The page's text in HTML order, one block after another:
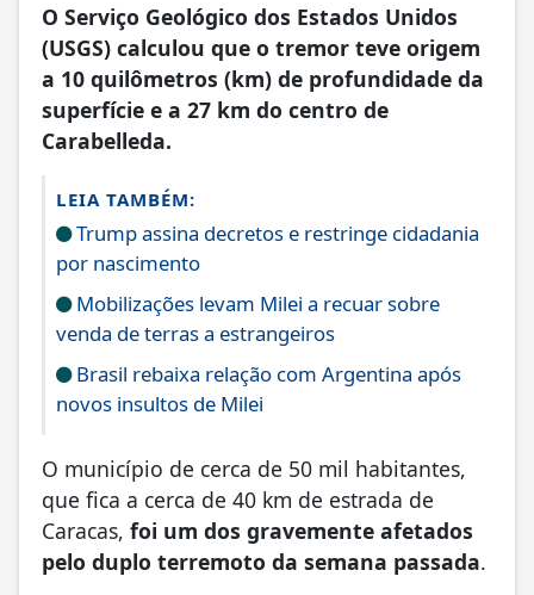
O Serviço Geológico dos Estados Unidos
(USGS) calculou que o tremor teve origem
a 10 quilômetros (km) de profundidade da
superfície e a 27 km do centro de
Carabelleda.
LEIA TAMBÉM:
Trump assina decretos e restringe cidadania
por nascimento
Mobilizações levam Milei a recuar sobre
venda de terras a estrangeiros
Brasil rebaixa relação com Argentina após
novos insultos de Milei
O município de cerca de 50 mil habitantes,
que fica a cerca de 40 km de estrada de
Caracas, foi um dos gravemente afetados
pelo duplo terremoto da semana passada.